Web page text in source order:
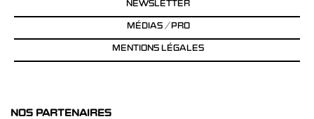
NEWSLETTER
MÉDIAS / PRO
MENTIONS LÉGALES
NOS PARTENAIRES